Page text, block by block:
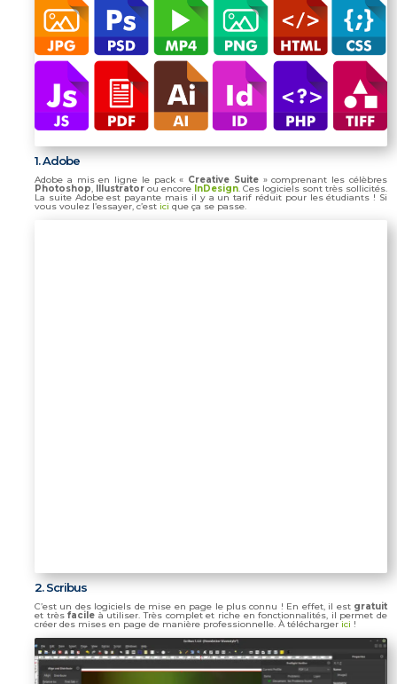
1. Adobe
Adobe a mis en ligne le pack « Creative Suite» comprenant les célèbres
Photoshop, Illustrator ou encore InDesign. Ces logiciels sont très sollicités.
La suite Adobe est payante mais il y a un tarif réduit pour les étudiants ! Si
vous voulez l’essayer, c’est ici que ça se passe.
2. Scribus
C’est un des logiciels de mise en page le plus connu ! En effet, il est gratuit
et trèsfacile à utiliser. Très complet et riche en fonctionnalités, il permet de
créer des mises en page de manière professionnelle. À télécharger ici !